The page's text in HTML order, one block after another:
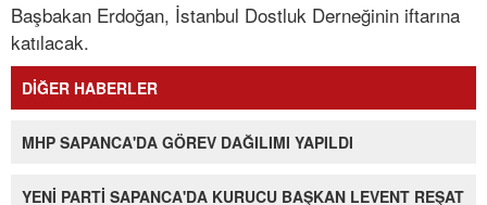
Başbakan Erdoğan, İstanbul Dostluk Derneğinin iftarına
katılacak.
DİĞER HABERLER
MHP SAPANCA'DA GÖREV DAĞILIMI YAPILDI
YENİ PARTİ SAPANCA'DA KURUCU BAŞKAN LEVENT REŞAT